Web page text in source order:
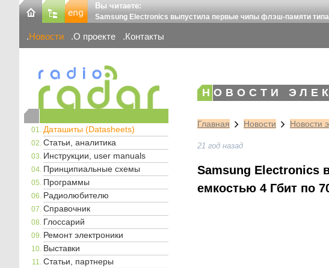
Вы читаете:
Samsung Electronics выпустила первые чипы флэш-памяти
Новости О проекте Контакты
Даташиты (Datasheets)
Статьи, аналитика
Инструкции, user manuals
Принципиальные схемы
Программы
Радиолюбителю
Справочник
Глоссарий
Ремонт электроники
Выставки
Статьи, партнеры
НОВОСТИ
Главная Новости Новости
21 год назад
Samsung Electronics
емкостью 4 Гбит по